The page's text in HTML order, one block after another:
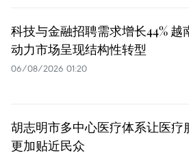
科技与金融招聘需求增长44% 越
动力市场呈现结构性转型
06/08/2026 01:20
胡志明市多中心医疗体系让医疗
更加贴近民众